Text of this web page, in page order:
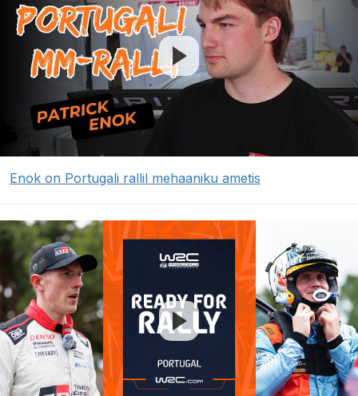
Enok on Portugali rallil mehaaniku ametis